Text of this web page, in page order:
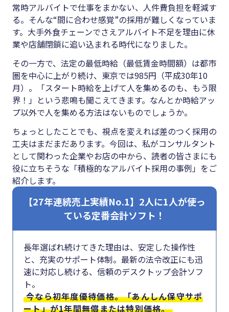
#人材育成
#店舗経営
#クラブオフ
無料で会計ソフトを試す
#クラブ
オフ
常時アルバイトで仕事をまかない、人件費負担を軽減す
る。そんな“間に合わせ感覚”の採用が難しくなっていま
す。大手外食チェーンでさえアルバイト不足を理由に休
業や店舗閉鎖に追い込まれる時代になりました。
その一方で、法定の最低時給（最低賃金時間額）は都市
圏を中心に上がり続け、東京では985円（平成30年10
月）。「スタート時給を上げて人を集めるのも、もう限
界！」という悲鳴も聞こえてきます。なんとか時給アッ
プ以外で人を集める方法はないものでしょうか。
ちょっとしたことでも、視点を変えれば差のつく採用の
工夫はまだまだあります。今回は、私がコンサルタント
として関わった企業やお店の中から、読者の皆さまにも
役に立ちそうな「積極的なアルバイト採用の事例」をご
紹介します。
【27年連続売上実績No.1】2人に1人が使っ
ている定番会計ソフト！
長年選ばれ続けてきた理由は、安定した操作性
と、充実のサポート体制。最新の法令改正にも迅
速に対応し続ける、信頼のデスクトップ会計ソフ
ト。
今なら初年度優待価格。「あんしん保守サポ
ート」が1年間無償または特別価格。